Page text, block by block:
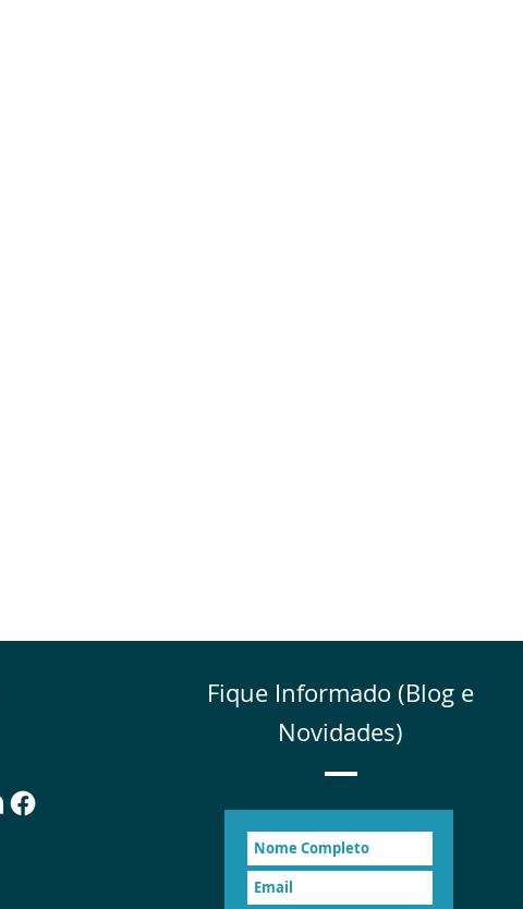
Fique Informado (Blog e
Novidades)